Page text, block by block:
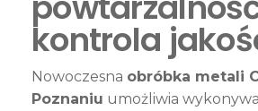
kontrola
Nowoczesna obróbka metali
Poznaniu umożliwia